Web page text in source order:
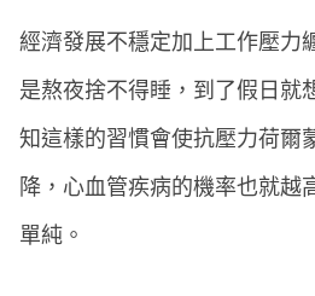
經濟發展不穩定加上工作壓力
是熬夜捨不得睡，到了假日就
知這樣的習慣會使抗壓力荷爾
降，心血管疾病的機率也就越
單純。